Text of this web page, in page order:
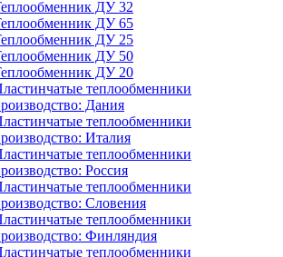
ДУ 32
ДУ 65
ДУ 25
ДУ 50
ДУ 20
теплообменники
Дания
теплообменники
Италия
теплообменники
Россия
теплообменники
Словения
теплообменники
Финляндия
теплообменники